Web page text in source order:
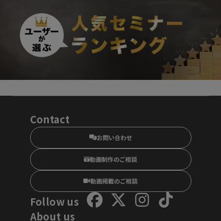
Contact
お問い合わせ
動画制作のご相談
動画掲載のご相談
Follow us
About us